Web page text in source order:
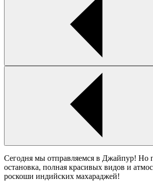
Сегодня мы отправляемся в Джайпур! Но
остановка, полная красивых видов и
роскоши индийских махараджей!